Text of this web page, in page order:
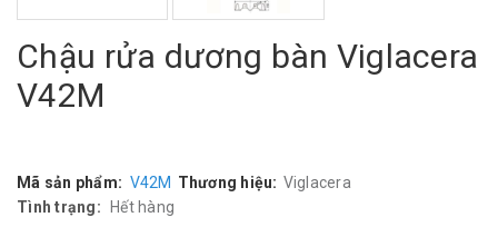
Chậu rửa dương bàn Viglacera
V42M
Mã sản phẩm: V42M Thương hiệu: Viglacera
Tình trạng:
Hết hàng